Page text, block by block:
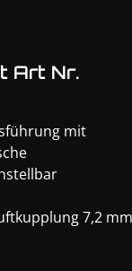
Art Nr.
mit
7,2 mm